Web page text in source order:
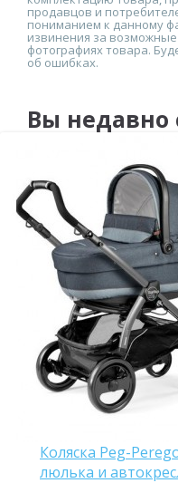
продавцов и
пониманием к данному
извинения за
фотографиях товара.
об ошибках.
Вы недавно
Коляска Peg-
люлька и